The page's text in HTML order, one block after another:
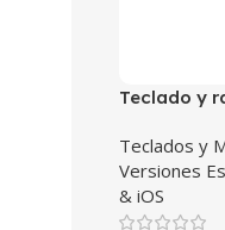
Teclado y
USB Cable
Teclados y
Versiones
& iOS